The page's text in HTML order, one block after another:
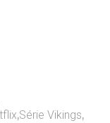
,Série Vikings,